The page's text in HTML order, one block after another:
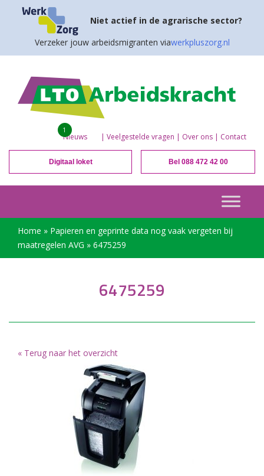
Niet actief in de agrarische sector?
Verzeker jouw arbeidsmigranten viawerkpluszorg.nl
Nieuws
1
| Veelgestelde vragen | Over ons | Contact
Digitaal loket Bel 088 472 42 00
Home » Papieren en geprinte data nog vaak vergeten bij
maatregelen AVG » 6475259
6475259
« Terug naar het overzicht